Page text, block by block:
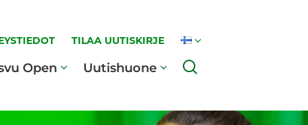
TILAA UUTISKIRJE
Open Uutishuone